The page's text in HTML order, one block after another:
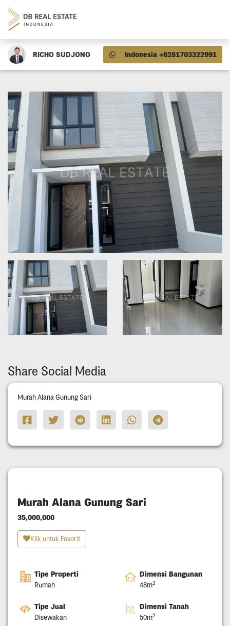
RICHO SUDJONO Indonesia +6281703322991
Share Social Media
Murah Alana Gunung Sari
Murah Alana Gunung Sari
35,000,000
Klik untuk Favorit
Tipe Properti
Rumah
Dimensi Bangunan
48m2
Tipe Jual
Disewakan
Dimensi Tanah
50m2